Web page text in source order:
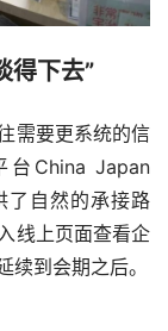
得下去”
需要更系统的信
China Japan
了自然的承接路
线上页面查看企
到会期之后。